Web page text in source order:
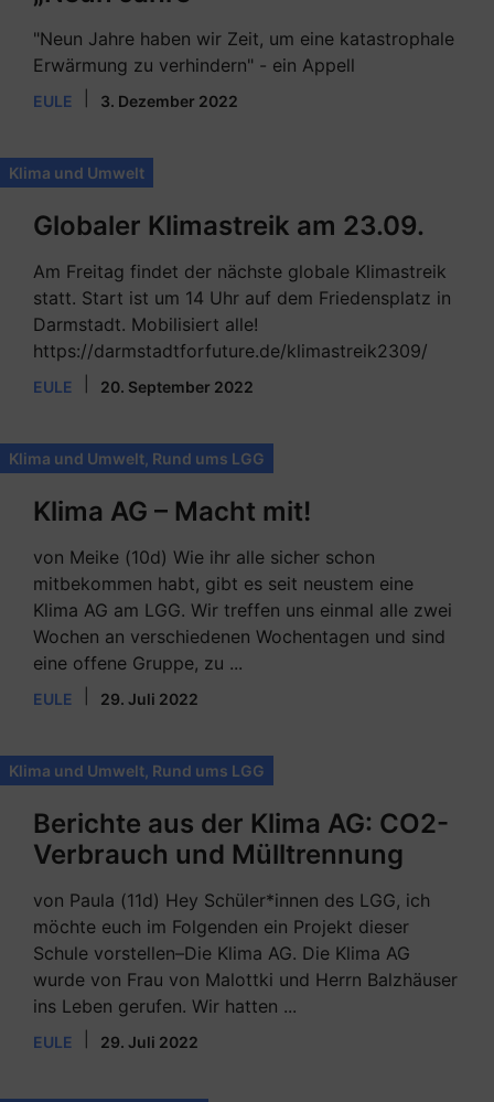
"Neun Jahre haben wir Zeit, um eine katastrophale
Erwärmung zu verhindern" - ein Appell
EULE 3. Dezember 2022
Klima und Umwelt
Globaler Klimastreik am 23.09.
Am Freitag findet der nächste globale Klimastreik
statt. Start ist um 14 Uhr auf dem Friedensplatz in
Darmstadt. Mobilisiert alle!
https://darmstadtforfuture.de/klimastreik2309/
EULE 20. September 2022
Klima und Umwelt Rund ums LGG
Klima AG – Macht mit!
von Meike (10d) Wie ihr alle sicher schon
mitbekommen habt, gibt es seit neustem eine
Klima AG am LGG. Wir treffen uns einmal alle zwei
Wochen an verschiedenen Wochentagen und sind
eine offene Gruppe, zu ...
EULE 29. Juli 2022
Klima und Umwelt Rund ums LGG
Berichte aus der Klima AG: CO2-
Verbrauch und Mülltrennung
von Paula (11d) Hey Schüler*innen des LGG, ich
möchte euch im Folgenden ein Projekt dieser
Schule vorstellen–Die Klima AG. Die Klima AG
wurde von Frau von Malottki und Herrn Balzhäuser
ins Leben gerufen. Wir hatten ...
EULE 29. Juli 2022